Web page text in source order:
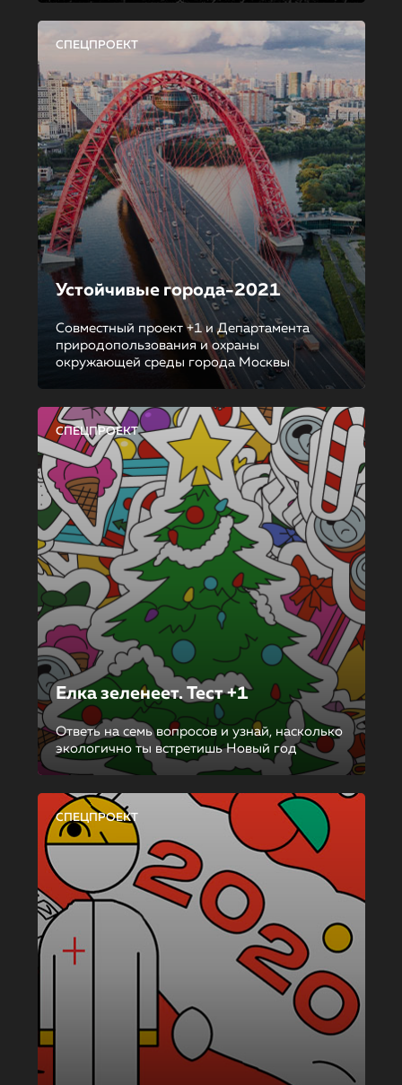
СПЕЦПРОЕКТ
Устойчивые города-2021
Совместный проект +1 и Департамента
природопользования и охраны
окружающей среды города Москвы
СПЕЦПРОЕКТ
Елка зеленеет. Тест +1
Ответь на семь вопросов и узнай, насколько
экологично ты встретишь Новый год
СПЕЦПРОЕКТ